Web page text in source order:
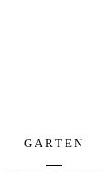
GARTEN